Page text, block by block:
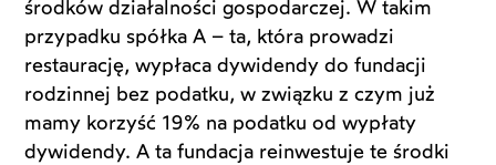
środków działalności gospodarczej. W takim
przypadku spółka A – ta, która prowadzi
restaurację, wypłaca dywidendy do fundacji
rodzinnej bez podatku, w związku z czym już
mamy korzyść 19% na podatku od wypłaty
dywidendy. A ta fundacja reinwestuje te środki